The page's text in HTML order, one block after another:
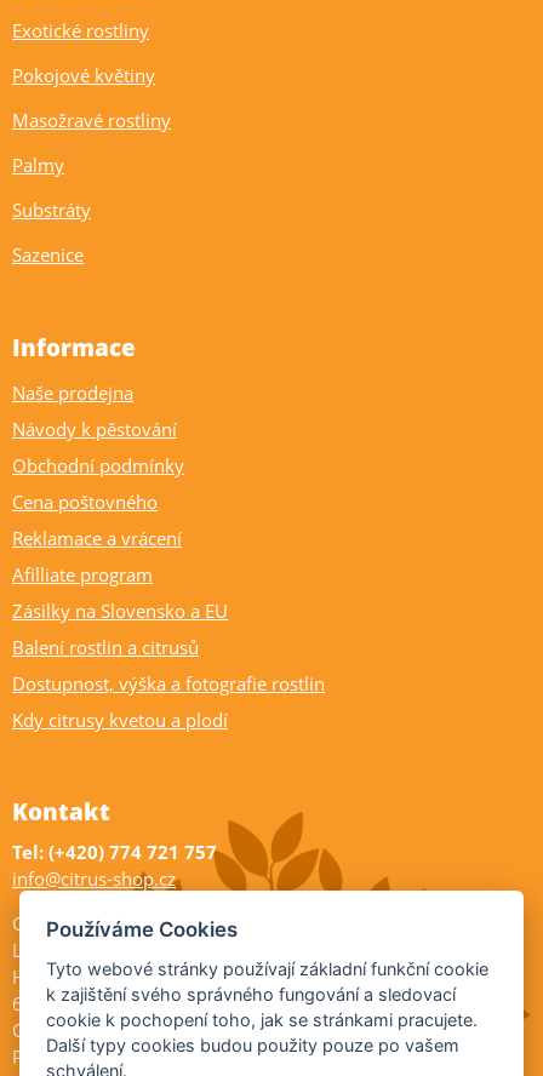
Exotické rostliny
Pokojové květiny
Masožravé rostliny
Palmy
Substráty
Sazenice
Informace
Naše prodejna
Návody k pěstování
Obchodní podmínky
Cena poštovného
Reklamace a vrácení
Afilliate program
Zásilky na Slovensko a EU
Balení rostlin a citrusů
Dostupnost, výška a fotografie rostlin
Kdy citrusy kvetou a plodí
Kontakt
Tel: (+420) 774 721 757
info@citrus-shop.cz
Citrus shop zahradnictví
Legionářů 2
Hodonín
695 01
Otevřeno:
Po-Pá 9-17
Používáme Cookies
Tyto webové stránky používají základní funkční cookie
k zajištění svého správného fungování a sledovací
cookie k pochopení toho, jak se stránkami pracujete.
Další typy cookies budou použity pouze po vašem
schválení.